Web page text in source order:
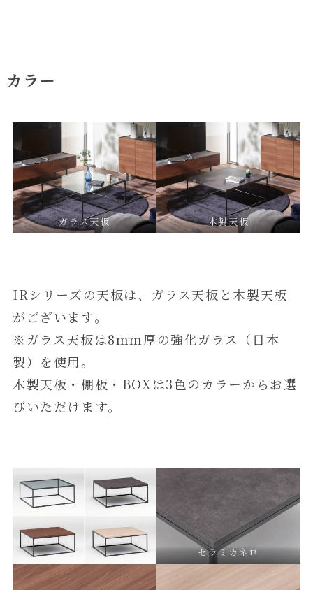
カラー
ガラス天板 木製天板
IRシリーズの天板は、ガラス天板と木製天板
がございます。
※ガラス天板は8ｍｍ厚の強化ガラス（日本
製）を使用。
木製天板・棚板・BOXは3色のカラーからお選
びいただけます。
セラミカネロ